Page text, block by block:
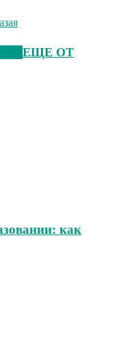
ЕЩЕ ОТ
как